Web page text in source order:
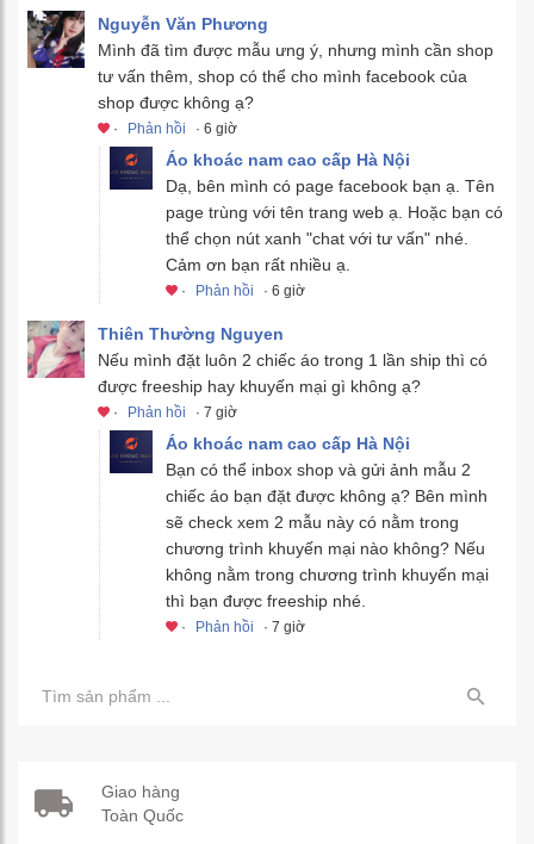
Nguyễn Văn Phương
Mình đã tìm được mẫu ưng ý, nhưng mình cần shop
tư vấn thêm, shop có thể cho mình facebook của
shop được không ạ?
· Phản hồi · 6 giờ
Áo khoác nam cao cấp Hà Nội
Dạ, bên mình có page facebook bạn ạ. Tên
page trùng với tên trang web ạ. Hoặc bạn có
thể chọn nút xanh "chat với tư vấn" nhé.
Cảm ơn bạn rất nhiều ạ.
· Phản hồi · 6 giờ
Thiên Thường Nguyen
Nếu mình đặt luôn 2 chiếc áo trong 1 lần ship thì có
được freeship hay khuyến mại gì không ạ?
· Phản hồi · 7 giờ
Áo khoác nam cao cấp Hà Nội
Bạn có thể inbox shop và gửi ảnh mẫu 2
chiếc áo bạn đặt được không ạ? Bên mình
sẽ check xem 2 mẫu này có nằm trong
chương trình khuyến mại nào không? Nếu
không nằm trong chương trình khuyến mại
thì bạn được freeship nhé.
· Phản hồi · 7 giờ
Giao hàng
Toàn Quốc